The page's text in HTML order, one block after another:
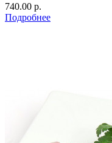
740.00 р.
Подробнее